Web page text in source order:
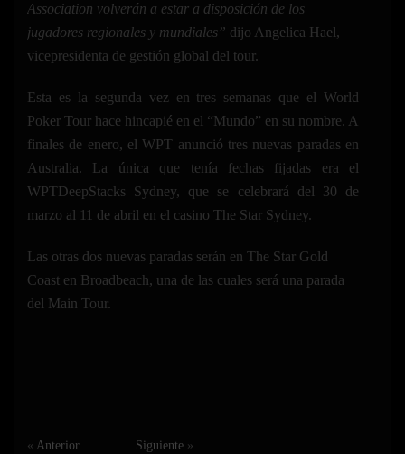
Association volverán a estar a disposición de los
jugadores regionales y mundiales” dijo Angelica Hael,
vicepresidenta de gestión global del tour.
Esta es la segunda vez en tres semanas que el World
Poker Tour hace hincapié en el “Mundo” en su nombre. A
finales de enero, el WPT anunció tres nuevas paradas en
Australia. La única que tenía fechas fijadas era el
WPTDeepStacks Sydney, que se celebrará del 30 de
marzo al 11 de abril en el casino The Star Sydney.
Las otras dos nuevas paradas serán en The Star Gold
Coast en Broadbeach, una de las cuales será una parada
del Main Tour.
« Anterior Siguiente »